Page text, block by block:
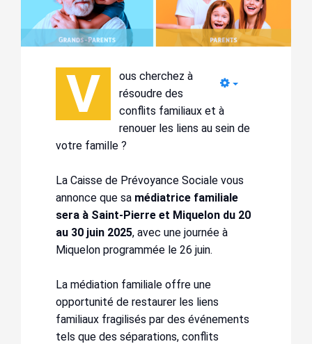
V
ous cherchez à
résoudre des
conflits familiaux et à
renouer les liens au sein de
votre famille ?
La Caisse de Prévoyance Sociale vous
annonce que sa médiatrice familiale
sera à Saint-Pierre et Miquelon du 20
au 30 juin 2025, avec une journée à
Miquelon programmée le 26 juin.
La médiation familiale offre une
opportunité de restaurer les liens
familiaux fragilisés par des événements
tels que des séparations, conflits